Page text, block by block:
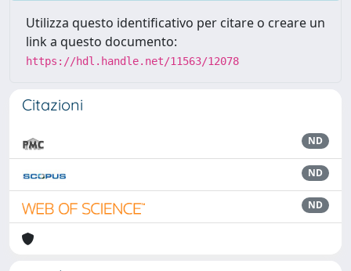
Utilizza questo identificativo per citare o creare un
link a questo documento:
https://hdl.handle.net/11563/12078
Citazioni
ND
ND
ND